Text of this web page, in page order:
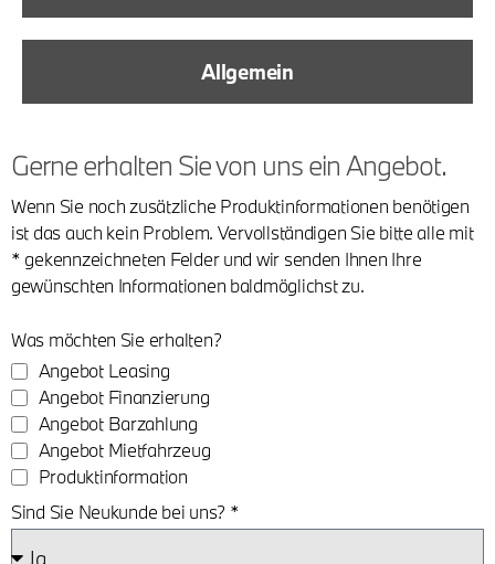
Allgemein
Gerne erhalten Sie von uns ein Angebot.
Wenn Sie noch zusätzliche Produktinformationen benötigen
ist das auch kein Problem. Vervollständigen Sie bitte alle mit
* gekennzeichneten Felder und wir senden Ihnen Ihre
gewünschten Informationen baldmöglichst zu.
Was möchten Sie erhalten?
Angebot Leasing
Angebot Finanzierung
Angebot Barzahlung
Angebot Mietfahrzeug
Produktinformation
Sind Sie Neukunde bei uns? *